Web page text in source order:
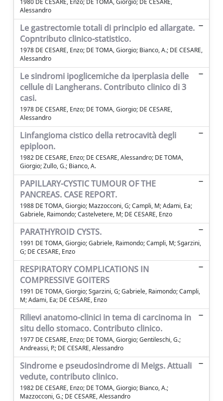
1980 DE CESARE, Enzo; DE TOMA, Giorgio; DE CESARE,
Alessandro
Le gastrectomie totali di principio ed allargate.
Copntributo clinico-statistico.
1978 DE CESARE, Enzo; DE TOMA, Giorgio; Bianco, A.; DE CESARE,
Alessandro
Le sindromi ipoglicemiche da iperplasia delle
cellule di Langherans. Contributo clinico di 3
casi.
1978 DE CESARE, Enzo; DE TOMA, Giorgio; DE CESARE,
Alessandro
Linfangioma cistico della retrocavità degli
epiploon.
1982 DE CESARE, Enzo; DE CESARE, Alessandro; DE TOMA,
Giorgio; Zullo, G.; Bianco, A.
PAPILLARY-CYSTIC TUMOUR OF THE
PANCREAS. CASE REPORT.
1988 DE TOMA, Giorgio; Mazzocconi, G; Campli, M; Adami, Ea;
Gabriele, Raimondo; Castelvetere, M; DE CESARE, Enzo
PARATHYROID CYSTS.
1991 DE TOMA, Giorgio; Gabriele, Raimondo; Campli, M; Sgarzini,
G; DE CESARE, Enzo
RESPIRATORY COMPLICATIONS IN
COMPRESSIVE GOITERS
1991 DE TOMA, Giorgio; Sgarzini, G; Gabriele, Raimondo; Campli,
M; Adami, Ea; DE CESARE, Enzo
Rilievi anatomo-clinici in tema di carcinoma in
situ dello stomaco. Contributo clinico.
1977 DE CESARE, Enzo; DE TOMA, Giorgio; Gentileschi, G.;
Andreassi, P.; DE CESARE, Alessandro
Sindrome e pseudosindrome di Meigs. Attuali
vedute, contributo clinico.
1982 DE CESARE, Enzo; DE TOMA, Giorgio; Bianco, A.;
Mazzocconi, G.; DE CESARE, Alessandro